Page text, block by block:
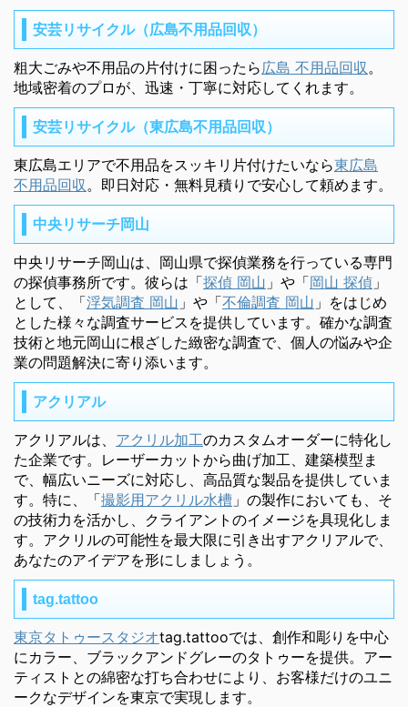
安芸リサイクル（広島不用品回収）
粗大ごみや不用品の片付けに困ったら 広島 不用品回収 。
地域密着のプロが、迅速・丁寧に対応してくれます。
安芸リサイクル（東広島不用品回収）
東広島エリアで不用品をスッキリ片付けたいなら東広島
不用品回収 。即日対応・無料見積りで安心して頼めます。
中央リサーチ岡山
中央リサーチ岡山は、岡山県で探偵業務を行っている専門
の探偵事務所です。彼らは「探偵 岡山 」や「岡山 探偵 」
として、「浮気調査 岡山 」や「不倫調査 岡山 」をはじめ
とした様々な調査サービスを提供しています。確かな調査
技術と地元岡山に根ざした緻密な調査で、個人の悩みや企
業の問題解決に寄り添います。
アクリアル
アクリアルは、 アクリル加工のカスタムオーダーに特化し
た企業です。レーザーカットから曲げ加工、建築模型ま
で、幅広いニーズに対応し、高品質な製品を提供していま
す。特に、「撮影用アクリル水槽 」の製作においても、そ
の技術力を活かし、クライアントのイメージを具現化しま
す。アクリルの可能性を最大限に引き出すアクリアルで、
あなたのアイデアを形にしましょう。
tag.tattoo
東京タトゥースタジオtag.tattooでは、創作和彫りを中心
にカラー、ブラックアンドグレーのタトゥーを提供。アー
ティストとの綿密な打ち合わせにより、お客様だけのユニ
ークなデザインを東京で実現します。